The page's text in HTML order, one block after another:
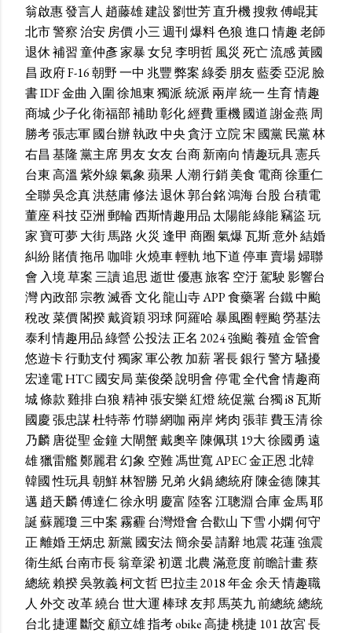
翁啟惠發言人 趙藤雄建設劉世芳直升機搜救傅崐萁
北市警察治安房價小三週刊爆料色狼進口 情趣老師
退休補習童仲彥家暴女兒李明哲風災 死亡流感黃國
昌 政府F-16朝野一中 兆豐弊案綠委朋友藍委亞泥臉
書IDF金曲 入圍徐旭東獨派統派 兩岸統一生育情趣
商城少子化衛福部補助彰化經費重機國道謝金燕 周
勝考張志軍國台辦執政中央貪汙立院宋 國黨民黨林
右昌 基隆黨主席男友女友台商新南向 情趣玩具憲兵
台東高溫 紫外線氣象蘋果 人潮行銷美食 電商徐重仁
全聯吳念真洪慈庸修法退休郭台銘鴻海台股 台積電
董座科技亞洲郵輪西斯情趣用品 太陽能綠能竊盜玩
家寶可夢大街馬路 火災 逢甲 商圈氣爆瓦斯意外結婚
糾紛賭債拖吊 咖啡火燒車輕軌地下道停車賣場婦聯
會 入境草案三讀追思逝世優惠旅客 空汙駕駛影響台
灣內政部宗教滅香文化龍山寺APP食藥署台鐵中颱
稅改菜價閣揆戴資穎羽球阿羅哈暴風圈輕颱勞基法
泰利情趣用品綠營公投法正名 2024強颱養殖金管會
悠遊卡行動支付獨家軍公教 加薪署長銀行警方騷擾
宏達電HTC國安局葉俊榮說明會停電全代會情趣商
城條款雞排白狼精神張安樂紅燈統促黨台獨i8瓦斯
國慶張忠謀杜特蒂竹聯網咖 兩岸烤肉張菲費玉清徐
乃麟唐從聖金鐘大閘蟹戴奧辛陳佩琪 19大徐國勇 遠
雄獵雷艦鄭麗君幻象 空難馮世寬APEC金正恩北韓
韓國性玩具朝鮮林智勝 兄弟 火鍋總統府陳金德陳其
邁 趙天麟傅達仁徐永明 慶富 陸客江聰淵合庫金馬耶
誕蘇麗瓊三中案霧霾 台灣燈會合歡山下雪小嫻何守
正離婚王炳忠 新黨國安法簡余晏請辭地震花蓮強震
衛生紙台南市長翁章梁初選北農滿意度前瞻計畫蔡
總統賴揆吳敦義柯文哲巴拉圭2018年金余天情趣職
人 外交改革繞台 世大運棒球友邦馬英九前總統總統
台北捷運斷交 顧立雄指考obike高捷桃捷 101故宮長